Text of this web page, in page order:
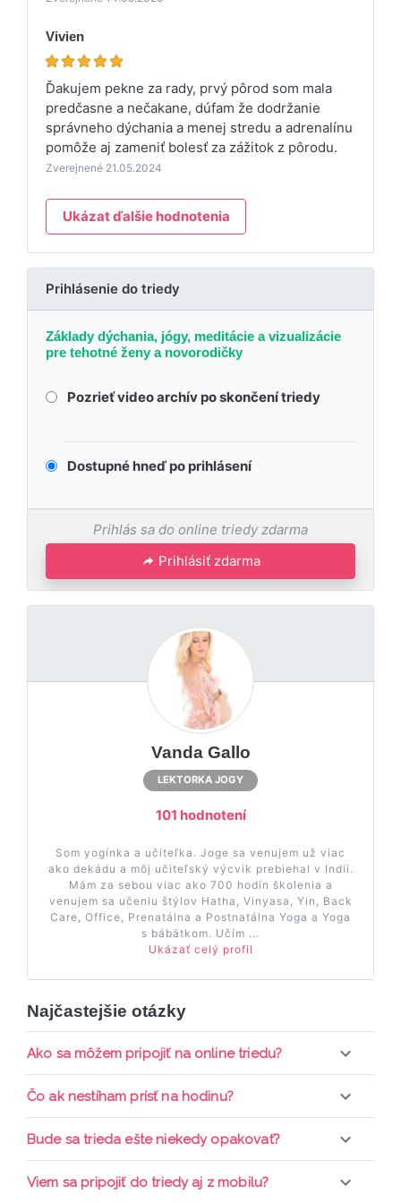
Vivien
Ďakujem pekne za rady, prvý pôrod som mala
predčasne a nečakane, dúfam že dodržanie
správneho dýchania a menej stredu a adrenalínu
pomôže aj zameniť bolesť za zážitok z pôrodu.
Zverejnené 21.05.2024
Ukázat ďalšie hodnotenia
Prihlásenie do triedy
Základy dýchania, jógy, meditácie a vizualizácie
pre tehotné ženy a novorodičky
Pozrieť video archív po skončení triedy
Dostupné hneď po prihlásení
Prihlás sa do online triedy zdarma
Prihlásiť zdarma
Vanda Gallo
LEKTORKA JOGY
101 hodnotení
Som yogínka a učiteľka. Joge sa venujem už viac
ako dekádu a môj učiteľský výcvik prebiehal v Indii.
Mám za sebou viac ako 700 hodín školenia a
venujem sa učeniu štýlov Hatha, Vinyasa, Yin, Back
Care, Office, Prenatálna a Postnatálna Yoga a Yoga
s bábätkom. Učím ...
Ukázať celý profil
Najčastejšie otázky
Ako sa môžem pripojiť na online triedu?
Pripojenie do online triedy prebieha priamo cez
prihlásiť do triedy.
Čo ak nestíham prísť na hodinu?
Každá trieda sa nahráva a je k dispozícií po dobu 7
Bude sa trieda ešte niekedy opakovať?
Triedy sa priebežne opakujú, stačí sledovať ponuku
Viem sa pripojiť do triedy aj z mobilu?